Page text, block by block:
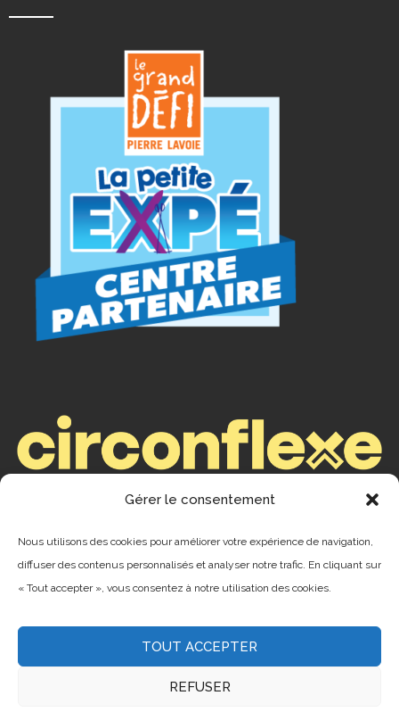
Gérer le consentement
Nous utilisons des cookies pour améliorer votre expérience de navigation,
diffuser des contenus personnalisés et analyser notre trafic. En cliquant sur
« Tout accepter », vous consentez à notre utilisation des cookies.
TOUT ACCEPTER
REFUSER
ENREGISTREMENTS
Camping : ENR #199253
CITQ #075961